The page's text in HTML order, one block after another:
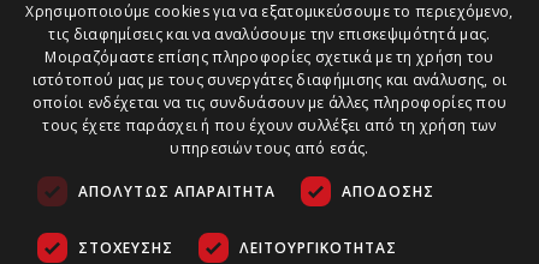
Χρησιμοποιούμε cookies για να εξατομικεύσουμε το περιεχόμενο,
τις διαφημίσεις και να αναλύσουμε την επισκεψιμότητά μας.
Μοιραζόμαστε επίσης πληροφορίες σχετικά με τη χρήση του
ιστότοπού μας με τους συνεργάτες διαφήμισης και ανάλυσης, οι
οποίοι ενδέχεται να τις συνδυάσουν με άλλες πληροφορίες που
τους έχετε παράσχει ή που έχουν συλλέξει από τη χρήση των
υπηρεσιών τους από εσάς.
ΑΠΟΛΎΤΩΣ ΑΠΑΡΑΊΤΗΤΑ ΑΠΌΔΟΣΗΣ
ΣΤΌΧΕΥΣΗΣ ΛΕΙΤΟΥΡΓΙΚΌΤΗΤΑΣ